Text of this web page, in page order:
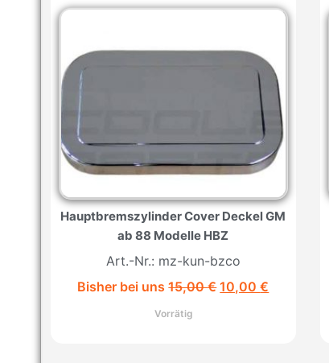
Hauptbremszylinder Cover Deckel GM
ab 88 Modelle HBZ
Art.-Nr.: mz-kun-bzco
Bisher bei uns 15,00€ 10,00€
Vorrätig